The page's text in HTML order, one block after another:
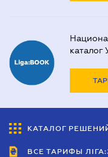
каталог
КАТАЛОГ
ВСЕ ТАРИФЫ